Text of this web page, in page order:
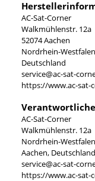
AC-Sat-Corner
Walkmühlenstr. 12a
52074 Aachen
Nordrhein-Westfalen
Deutschland
service@ac-sat-
https://www.ac-sat-
Verantwortliche
AC-Sat-Corner
Walkmühlenstr. 12a
Nordrhein-Westfalen
Aachen,
service@ac-sat-
https://www.ac-sat-